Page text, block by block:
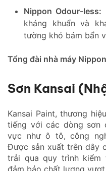
Nippon Odour-less:
kháng khuẩn và
tường khó bám bẩn
Tổng đài nhà máy
Sơn Kansai
Kansai Paint, thương
tiếng với các dòng sơn
vực như ô tô, công
Được sản xuất trên dây
trải qua quy trình kiểm